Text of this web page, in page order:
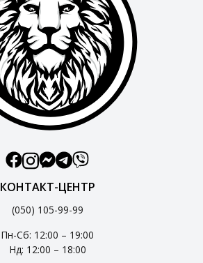
КОНТАКТ-ЦЕНТР
(050) 105-99-99
Пн-Сб: 12:00 – 19:00
Нд: 12:00 – 18:00